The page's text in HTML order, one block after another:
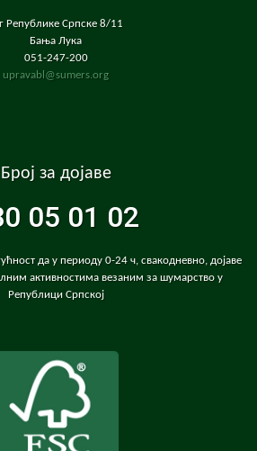
Републике Српске 8/11
Бања Лука
051-247-200
upravabl@sumers.org
Број за дојаве
05 01 02
да у периоду 0-24 ч, свакодневно, дојаве
активностима везаним за шумарство у
Републици Српској